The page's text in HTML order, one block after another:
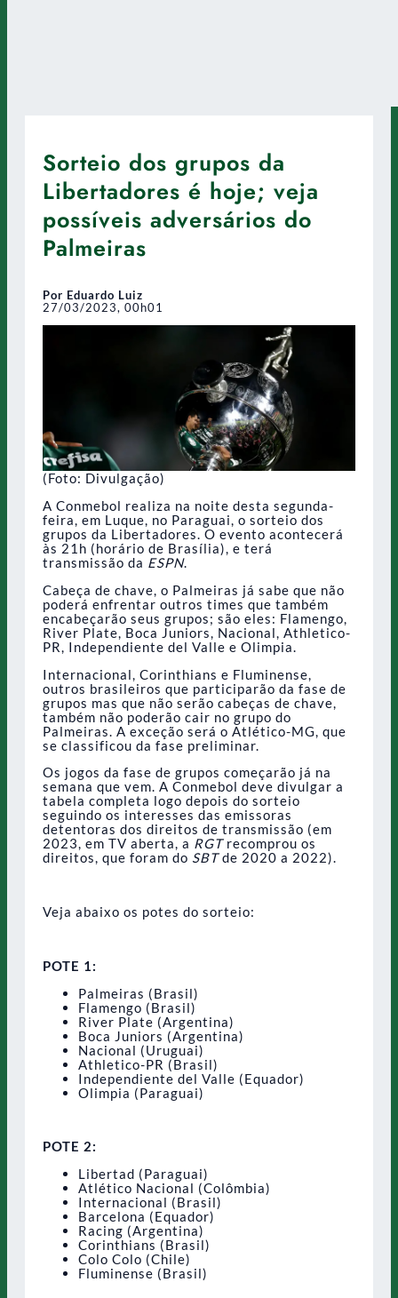
Sorteio dos grupos da
Libertadores é hoje; veja
possíveis adversários do
Palmeiras
Por Eduardo Luiz
27/03/2023, 00h01
(Foto: Divulgação)
A Conmebol realiza na noite desta segunda-
feira, em Luque, no Paraguai, o sorteio dos
grupos da Libertadores. O evento acontecerá
às 21h (horário de Brasília), e terá
transmissão da ESPN.
Cabeça de chave, o Palmeiras já sabe que não
poderá enfrentar outros times que também
encabeçarão seus grupos; são eles: Flamengo,
River Plate, Boca Juniors, Nacional, Athletico-
PR, Independiente del Valle e Olimpia.
Internacional, Corinthians e Fluminense,
outros brasileiros que participarão da fase de
grupos mas que não serão cabeças de chave,
também não poderão cair no grupo do
Palmeiras. A exceção será o Atlético-MG, que
se classificou da fase preliminar.
Os jogos da fase de grupos começarão já na
semana que vem. A Conmebol deve divulgar a
tabela completa logo depois do sorteio
seguindo os interesses das emissoras
detentoras dos direitos de transmissão (em
2023, em TV aberta, a RGTrecomprou os
direitos, que foram do SBTde 2020 a 2022).
Veja abaixo os potes do sorteio:
POTE 1:
Palmeiras (Brasil)
Flamengo (Brasil)
River Plate (Argentina)
Boca Juniors (Argentina)
Nacional (Uruguai)
Athletico-PR (Brasil)
Independiente del Valle (Equador)
Olimpia (Paraguai)
POTE 2:
Libertad (Paraguai)
Atlético Nacional (Colômbia)
Internacional (Brasil)
Barcelona (Equador)
Racing (Argentina)
Corinthians (Brasil)
Colo Colo (Chile)
Fluminense (Brasil)